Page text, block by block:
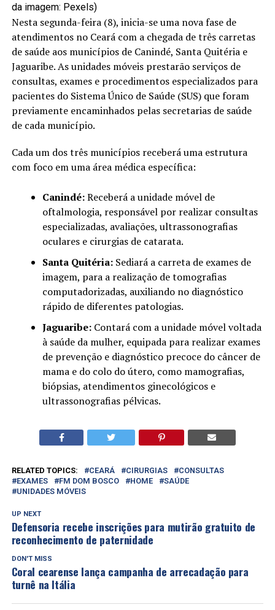
da imagem: Pexels)
Nesta segunda-feira (8), inicia-se uma nova fase de
atendimentos no Ceará com a chegada de três carretas
de saúde aos municípios de Canindé, Santa Quitéria e
Jaguaribe. As unidades móveis prestarão serviços de
consultas, exames e procedimentos especializados para
pacientes do Sistema Único de Saúde (SUS) que foram
previamente encaminhados pelas secretarias de saúde
de cada município.
Cada um dos três municípios receberá uma estrutura
com foco em uma área médica específica:
Canindé:Receberá a unidade móvel de
oftalmologia, responsável por realizar consultas
especializadas, avaliações, ultrassonografias
oculares e cirurgias de catarata.
Santa Quitéria:Sediará a carreta de exames de
imagem, para a realização de tomografias
computadorizadas, auxiliando no diagnóstico
rápido de diferentes patologias.
Jaguaribe:Contará com a unidade móvel voltada
à saúde da mulher, equipada para realizar exames
de prevenção e diagnóstico precoce do câncer de
mama e do colo do útero, como mamografias,
biópsias, atendimentos ginecológicos e
ultrassonografias pélvicas.
RELATED TOPICS: CEARÁ CIRURGIAS
CONSULTAS
EXAMES
FM DOM BOSCO HOME
SAÚDE
UNIDADES MÓVEIS
UP NEXT
Defensoria recebe inscrições para mutirão gratuito de
reconhecimento de paternidade
DON'T MISS
Coral cearense lança campanha de arrecadação para
turnê na Itália